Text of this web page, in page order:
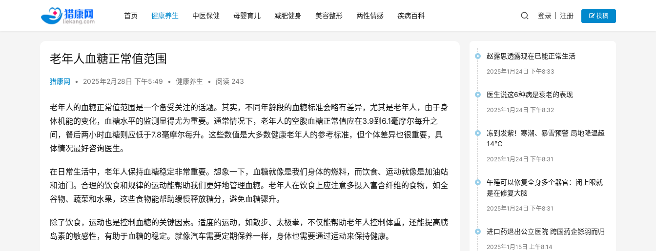
首页 健康养生 中医保健 母婴育儿 减肥健身 美容整形 两性情感 疾病百科 登录 注册 投稿
老年人血糖正常值范围
猎康网 • 2025年2月28日 下午5:49 • 健康养生 • 阅读 243
老年人的血糖正常值范围是一个备受关注的话题。其实，不同年龄段的血糖标准会略有差异，尤其是老年人，由于身
体机能的变化，血糖水平的监测显得尤为重要。通常情况下，老年人的空腹血糖正常值应在3.9到6.1毫摩尔每升之
间，餐后两小时血糖则应低于7.8毫摩尔每升。这些数值是大多数健康老年人的参考标准，但个体差异也很重要，具
体情况最好咨询医生。
在日常生活中，老年人保持血糖稳定非常重要。想象一下，血糖就像是我们身体的燃料，而饮食、运动就像是加油站
和油门。合理的饮食和规律的运动能帮助我们更好地管理血糖。老年人在饮食上应注意多摄入富含纤维的食物，如全
谷物、蔬菜和水果，这些食物能帮助缓慢释放糖分，避免血糖骤升。
除了饮食，运动也是控制血糖的关键因素。适度的运动，如散步、太极拳，不仅能帮助老年人控制体重，还能提高胰
岛素的敏感性，有助于血糖的稳定。就像汽车需要定期保养一样，身体也需要通过运动来保持健康。
赵露思透露现在已能正常生活
2025年1月24日 下午8:33
医生说这6种病是衰老的表现
2025年1月24日 下午8:32
冻到发紫！寒潮、暴雪预警 局地降温超
14℃
2025年1月24日 下午8:31
午睡可以修复全身多个器官：闭上眼就
是在修复大脑
2025年1月24日 下午8:31
进口药退出公立医院 跨国药企铩羽而归
2025年1月15日 上午8:14